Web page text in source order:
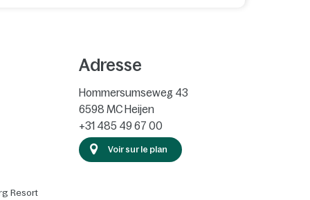
Resort
Adresse
Hommersumseweg 43
6598 MC Heijen
+31 485 49 67 00
Voir sur le plan